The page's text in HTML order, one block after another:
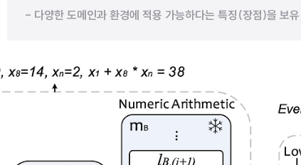
- 다양한 도메인과 환경에 적용 가능하다는 특징(장점)을 보유